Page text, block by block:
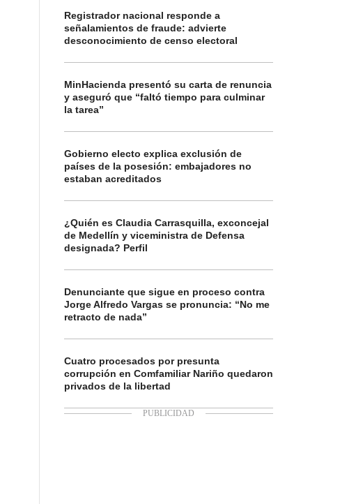
Registrador nacional responde a
señalamientos de fraude: advierte
desconocimiento de censo electoral
MinHacienda presentó su carta de renuncia
y aseguró que “faltó tiempo para culminar
la tarea”
Gobierno electo explica exclusión de
países de la posesión: embajadores no
estaban acreditados
¿Quién es Claudia Carrasquilla, exconcejal
de Medellín y viceministra de Defensa
designada? Perfil
Denunciante que sigue en proceso contra
Jorge Alfredo Vargas se pronuncia: “No me
retracto de nada”
Cuatro procesados por presunta
corrupción en Comfamiliar Nariño quedaron
privados de la libertad